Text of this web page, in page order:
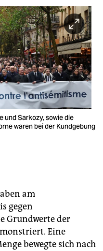
und Sarkozy, sowie die
waren bei der Kundgebung
am
gegen
Grundwerte der
Eine
bewegte sich nach